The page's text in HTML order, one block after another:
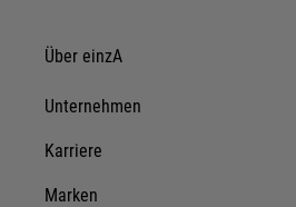
Über einzA
Unternehmen
Karriere
Marken